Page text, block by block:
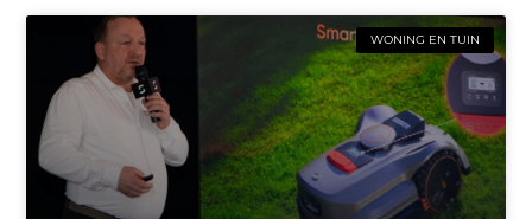
WONING EN TUIN